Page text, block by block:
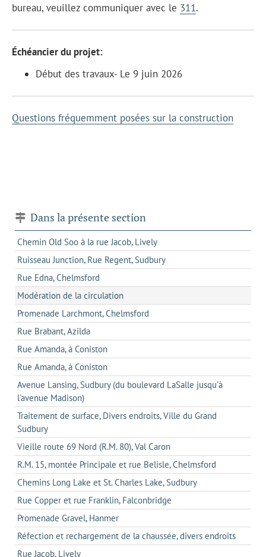
bureau, veuillez communiquer avec le 311.
Échéancier du projet:
Début des travaux- Le 9 juin 2026
Questions fréquemment posées sur la construction
Dans la présente section
Chemin Old Soo à la rue Jacob, Lively
Ruisseau Junction, Rue Regent, Sudbury
Rue Edna, Chelmsford
Modération de la circulation
Promenade Larchmont, Chelmsford
Rue Brabant, Azilda
Rue Amanda, à Coniston
Rue Amanda, à Coniston
Avenue Lansing, Sudbury (du boulevard LaSalle jusqu'à
l'avenue Madison)
Traitement de surface, Divers endroits, Ville du Grand
Sudbury
Vieille route 69 Nord (R.M. 80), Val Caron
R.M. 15, montée Principale et rue Belisle, Chelmsford
Chemins Long Lake et St. Charles Lake, Sudbury
Rue Copper et rue Franklin, Falconbridge
Promenade Gravel, Hanmer
Réfection et rechargement de la chaussée, divers endroits
Rue Jacob, Lively